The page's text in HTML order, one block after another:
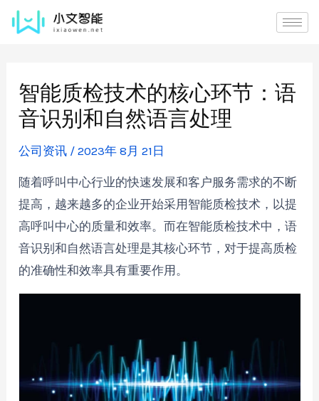
智能质检技术的核心环节：语
音识别和自然语言处理
公司资讯 /2023年 8月 21日
随着呼叫中心行业的快速发展和客户服务需求的不断
提高，越来越多的企业开始采用智能质检技术，以提
高呼叫中心的质量和效率。而在智能质检技术中，语
音识别和自然语言处理是其核心环节，对于提高质检
的准确性和效率具有重要作用。